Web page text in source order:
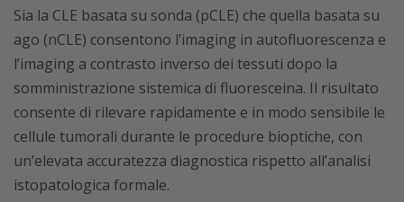
Sia la CLE basata su sonda (pCLE) che quella basata su
ago (nCLE) consentono l’imaging in autofluorescenza e
l’imaging a contrasto inverso dei tessuti dopo la
somministrazione sistemica di fluoresceina. Il risultato
consente di rilevare rapidamente e in modo sensibile le
cellule tumorali durante le procedure bioptiche, con
un’elevata accuratezza diagnostica rispetto all’analisi
istopatologica formale.